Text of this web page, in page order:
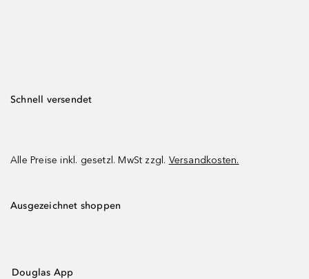
Schnell versendet
Alle Preise inkl. gesetzl. MwSt zzgl. Versandkosten.
Ausgezeichnet shoppen
Douglas App